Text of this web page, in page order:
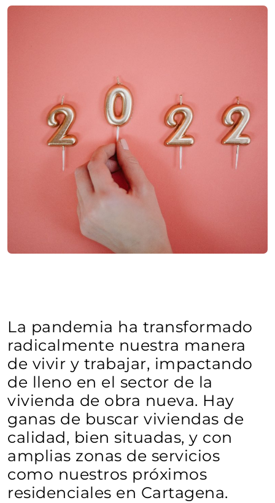
La pandemia ha transformado
radicalmente nuestra manera
de vivir y trabajar, impactando
de lleno en el sector de la
vivienda de obra nueva. Hay
ganas de buscar viviendas de
calidad, bien situadas, y con
amplias zonas de servicios
como nuestros próximos
residenciales en Cartagena.